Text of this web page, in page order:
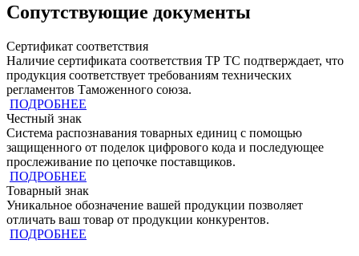
Сопутствующие документы
Сертификат соответствия
Наличие сертификата соответствия ТР ТС подтверждает, что
продукция cоответствует требованиям технических
регламентов Таможенного союза.
ПОДРОБНЕЕ
Честный знак
Система распознавания товарных единиц с помощью
защищенного от поделок цифрового кода и последующее
прослеживание по цепочке поставщиков.
ПОДРОБНЕЕ
Товарный знак
Уникальное обозначение вашей продукции позволяет
отличать ваш товар от продукции конкурентов.
ПОДРОБНЕЕ